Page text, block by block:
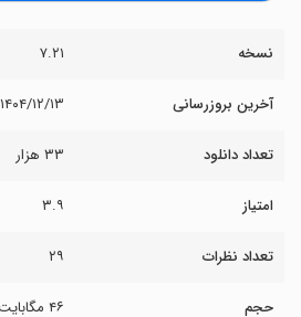
نسخه ۷.۲۱
آخرین بروزرسانی ۱۴۰۴/۱۲/۱۳
تعداد دانلود ۳۳ هزار
امتیاز ۳.۹
تعداد نظرات ۲۹
حجم ۴۶ مگابایت